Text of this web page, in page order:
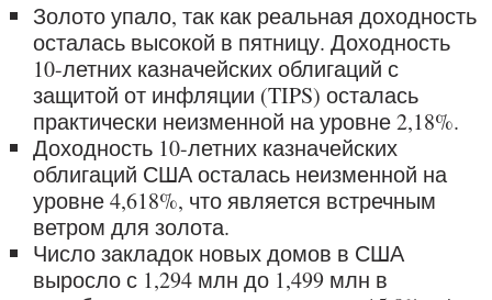
Золото упало, так как реальная доходность
осталась высокой в пятницу. Доходность
10-летних казначейских облигаций с
защитой от инфляции (TIPS) осталась
практически неизменной на уровне 2,18%.
Доходность 10-летних казначейских
облигаций США осталась неизменной на
уровне 4,618%, что является встречным
ветром для золота.
Число закладок новых домов в США
выросло с 1,294 млн до 1,499 млн в